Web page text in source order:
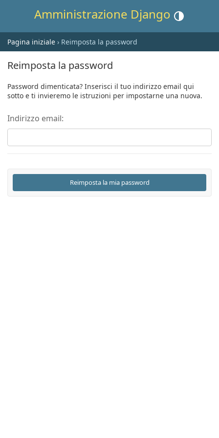
Amministrazione Django Cambia tema
Pagina iniziale › Reimposta la password
Reimposta la password
Password dimenticata? Inserisci il tuo indirizzo email qui
sotto e ti invieremo le istruzioni per impostarne una nuova.
Indirizzo email: